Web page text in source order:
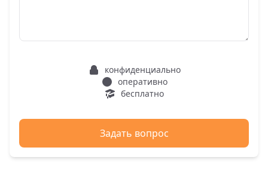
конфиденциально
оперативно
бесплатно
Задать вопрос